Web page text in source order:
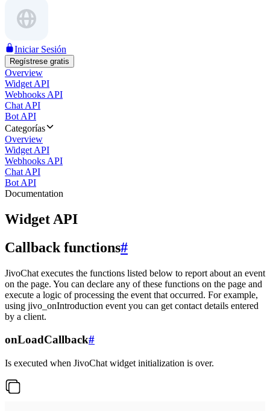
Iniciar Sesión
Regístrese gratis
Overview
Widget API
Webhooks API
Chat API
Bot API
Categorías
Overview
Widget API
Webhooks API
Chat API
Bot API
Documentation
Widget API
Callback functions#
JivoChat executes the functions listed below to report about an event
on the page. You can declare any of these functions on the page and
execute a logic of processing the event that occurred. For example,
using jivo_onIntroduction event you can get contact details entered
by a client.
onLoadCallback#
Is executed when JivoChat widget initialization is over.